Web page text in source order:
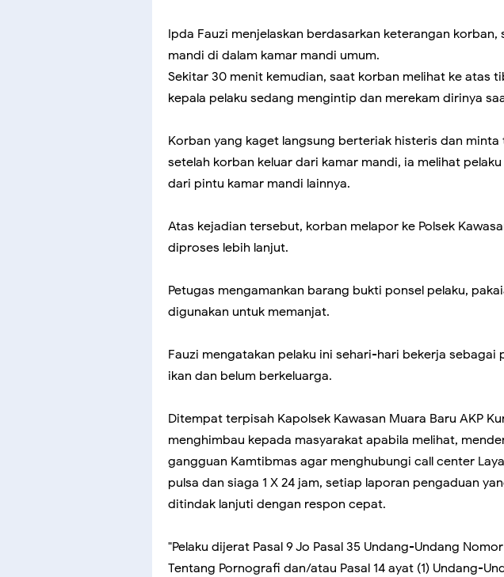
Ipda Fauzi menjelaskan berdasarkan keterangan
mandi di dalam kamar mandi umum.
Sekitar 30 menit kemudian, saat korban melihat ke atas
kepala pelaku sedang mengintip dan merekam dirinya
Korban yang kaget langsung berteriak histeris dan minta
setelah korban keluar dari kamar mandi, ia melihat
dari pintu kamar mandi lainnya.
Atas kejadian tersebut, korban melapor ke Polsek
diproses lebih lanjut.
Petugas mengamankan barang bukti ponsel pelaku,
digunakan untuk memanjat.
Fauzi mengatakan pelaku ini sehari-hari bekerja sebagai
ikan dan belum berkeluarga.
Ditempat terpisah Kapolsek Kawasan Muara Baru AKP
menghimbau kepada masyarakat apabila melihat,
gangguan Kamtibmas agar menghubungi call center
pulsa dan siaga 1 X 24 jam, setiap laporan pengaduan
ditindak lanjuti dengan respon cepat.
"Pelaku dijerat Pasal 9 Jo Pasal 35 Undang-Undang
Tentang Pornografi dan/atau Pasal 14 ayat (1) Undang-